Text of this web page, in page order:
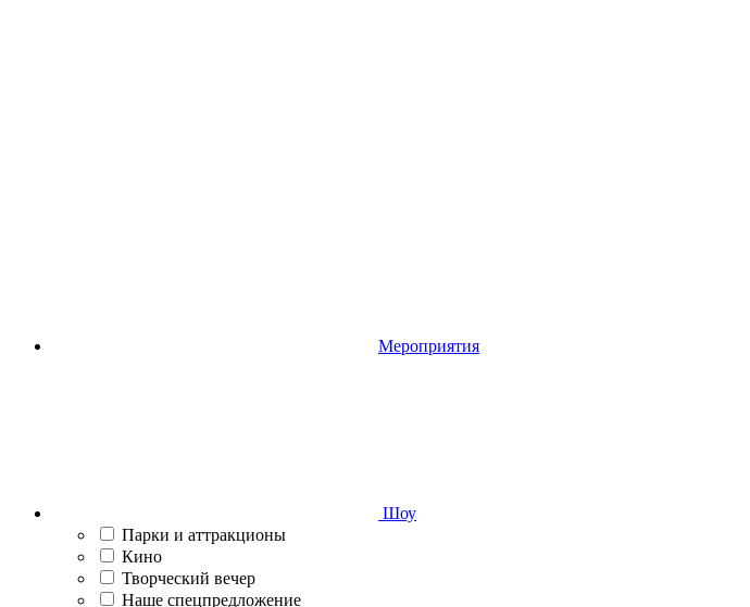
Мероприятия
Шоу
Парки и аттракционы
Кино
Творческий вечер
Наше спецпредложение